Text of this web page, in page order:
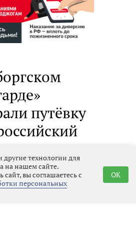
путёвку
технологии для
на нашем сайте.
вы соглашаетесь с
персональных
OK